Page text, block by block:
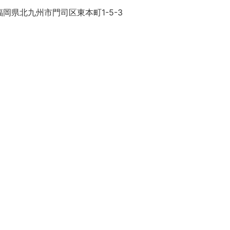
岡県北九州市門司区東本町1-5-3